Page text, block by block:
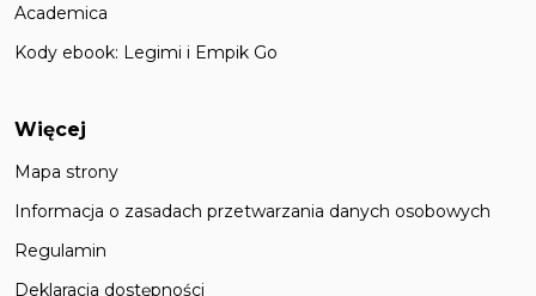
Academica
Kody ebook: Legimi i Empik Go
Więcej
Mapa strony
Informacja o zasadach przetwarzania danych osobowych
Regulamin
Deklaracja dostępności